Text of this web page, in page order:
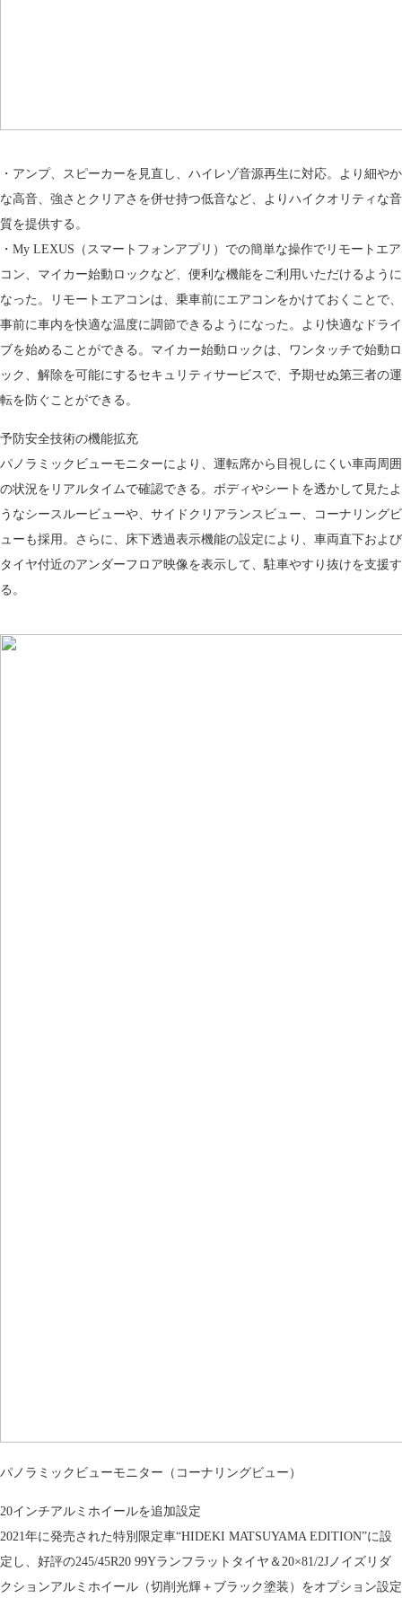
・アンプ、スピーカーを見直し、ハイレゾ音源再生に対応。より細やか
な高音、強さとクリアさを併せ持つ低音など、よりハイクオリティな音
質を提供する。
・My LEXUS（スマートフォンアプリ）での簡単な操作でリモートエア
コン、マイカー始動ロックなど、便利な機能をご利用いただけるように
なった。リモートエアコンは、乗車前にエアコンをかけておくことで、
事前に車内を快適な温度に調節できるようになった。より快適なドライ
ブを始めることができる。マイカー始動ロックは、ワンタッチで始動ロ
ック、解除を可能にするセキュリティサービスで、予期せぬ第三者の運
転を防ぐことができる。
予防安全技術の機能拡充
パノラミックビューモニターにより、運転席から目視しにくい車両周囲
の状況をリアルタイムで確認できる。ボディやシートを透かして見たよ
うなシースルービューや、サイドクリアランスビュー、コーナリングビ
ューも採用。さらに、床下透過表示機能の設定により、車両直下および
タイヤ付近のアンダーフロア映像を表示して、駐車やすり抜けを支援す
る。
パノラミックビューモニター（コーナリングビュー）
20インチアルミホイールを追加設定
2021年に発売された特別限定車“HIDEKI MATSUYAMA EDITION”に設
定し、好評の245/45R20 99Yランフラットタイヤ＆20×81/2Jノイズリダ
クションアルミホイール（切削光輝＋ブラック塗装）をオプション設定